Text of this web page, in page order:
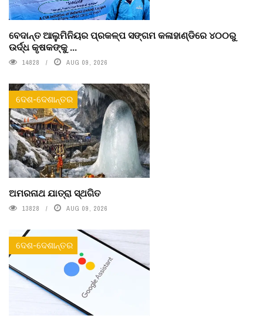
ବେଦାନ୍ତ ଆଲୁମିନିୟର ପ୍ରକଳ୍ପ ସଙ୍ଗମ କଳାହାଣ୍ଡିରେ ୪୦୦ରୁ
ଉର୍ଦ୍ଧ କୃଷକଙ୍କୁ ...
14828 AUG 09, 2026
ଦେଶ-ଦେଶାନ୍ତର
ଅମରନାଥ ଯାତ୍ରା ସ୍ଥଗିତ
13828 AUG 09, 2026
ଦେଶ-ଦେଶାନ୍ତର